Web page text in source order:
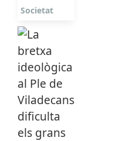
Societat